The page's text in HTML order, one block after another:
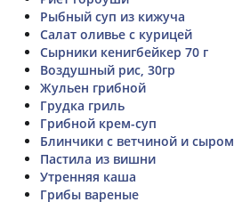
Рыбный суп из кижуча
Салат оливье с курицей
Сырники кенигбейкер 70 г
Воздушный рис, 30гр
Жульен грибной
Грудка гриль
Грибной крем-суп
Блинчики с ветчиной и сыром
Пастила из вишни
Утренняя каша
Грибы вареные